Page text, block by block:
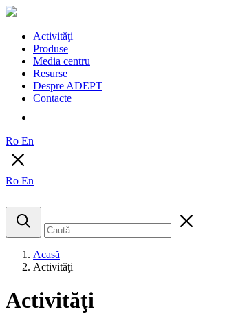
Activităţi
Produse
Media centru
Resurse
Despre ADEPT
Contacte
Ro En
Ro En
Acasă
Activităţi
Activităţi